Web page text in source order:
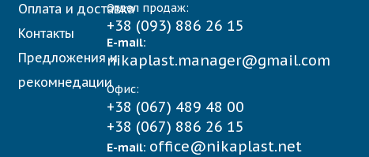
Оплата и доставка
Контакты
Предложения и
рекомнедации
Отдел продаж:
+38 (093) 886 26 15
E-mail:
nikaplast.manager@gmail.com
Офис:
+38 (067) 489 48 00
+38 (067) 886 26 15
E-mail: office@nikaplast.net